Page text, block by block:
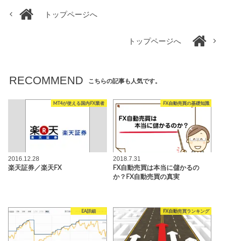
トップページへ
トップページへ
RECOMMEND こちらの記事も人気です。
MT4が使える国内FX業者
2016.12.28
楽天証券／楽天FX
FX自動売買の基礎知識
2018.7.31
FX自動売買は本当に儲かるの
か？FX自動売買の真実
EA詳細 FX自動売買ランキング